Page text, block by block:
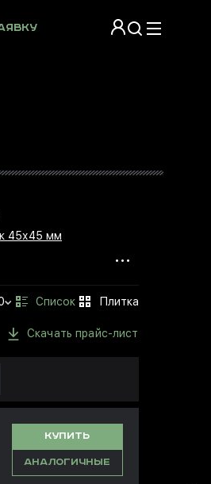
45х45 мм
...
Скачать прайс-лист
КУПИТЬ
АНАЛОГИЧНЫЕ